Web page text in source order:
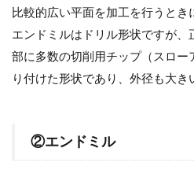
比較的広い平面を加工を行うとき
エンドミルはドリル形状ですが
部に多数の切削用チップ（スロー
り付けた形状であり、外径も大き
②エンドミル